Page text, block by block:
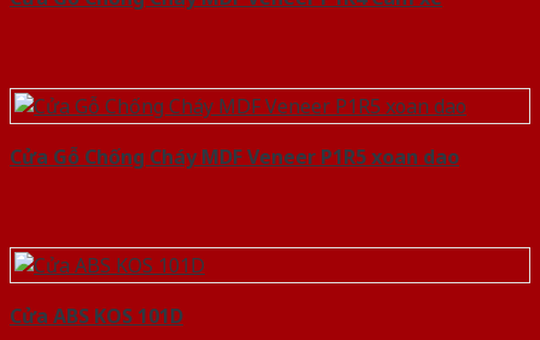
Cửa Gỗ Chống Cháy MDF Veneer P1R5 xoan dao
Cửa ABS KOS 101D